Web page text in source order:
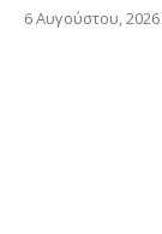
6 Αυγούστου, 2026